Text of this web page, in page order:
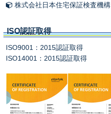
株式会社日本住宅保証検査機構
ISO認証取得
ISO9001：2015認証取得
ISO14001：2015認証取得